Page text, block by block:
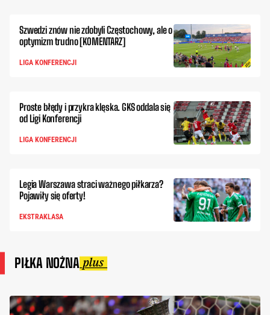
Szwedzi znów nie zdobyli Częstochowy, ale o
optymizm trudno [KOMENTARZ]
LIGA KONFERENCJI
Proste błędy i przykra klęska. GKS oddala się
od Ligi Konferencji
LIGA KONFERENCJI
Legia Warszawa straci ważnego piłkarza?
Pojawiły się oferty!
EKSTRAKLASA
PIŁKA NOŻNA